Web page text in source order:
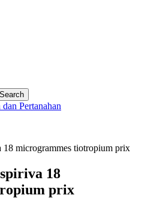
Pertanahan
microgrammes tiotropium prix
18
prix